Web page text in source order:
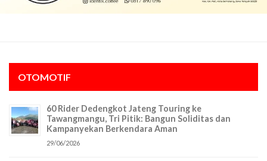
OTOMOTIF
60 Rider Dedengkot Jateng Touring ke
Tawangmangu, Tri Pitik: Bangun Soliditas dan
Kampanyekan Berkendara Aman
29/06/2026